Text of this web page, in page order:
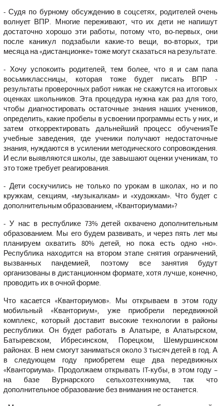
- Судя по бурному обсуждению в соцсетях, родителей очень
волнует ВПР. Многие переживают, что их дети не напишут
достаточно хорошо эти работы, потому что, во-первых, они
после каникул подзабыли какие-то вещи, во-вторых, три
месяца на «дистанционке» тоже могут сказаться на результате.
- Хочу успокоить родителей, тем более, что я и сам папа
восьмиклассницы, которая тоже будет писать ВПР -
результаты проверочных работ никак не скажутся на итоговых
оценках школьников. Эта процедура нужна как раз для того,
чтобы диагностировать остаточные знания наших учеников,
определить, какие пробелы в усвоении программы есть у них, и
затем откорректировать дальнейший процесс обученияТе
учебные заведения, где ученики получают недостаточные
знания, нуждаются в усилении методического сопровождения.
И если выявляются школы, где завышают оценки ученикам, то
это тоже требует реагирования.
- Дети соскучились не только по урокам в школах, но и по
кружкам, секциям, «музыкалкам» и «художкам». Что будет с
дополнительным образованием, «Кванториумами»?
- У нас в республике 73% детей охвачено дополнительным
образованием. Мы его будем развивать, и через пять лет мы
планируем охватить 80% детей, но пока есть одно «но».
Республика находится на втором этапе снятия ограничений,
вызванных пандемией, поэтому все занятия будут
организованы в дистанционном формате, хотя лучше, конечно,
проводить их в очной форме.
Что касается «Кванториумов». Мы открываем в этом году
мобильный «Кванториум», уже приобрели передвижной
комплекс, который доставит высокие технологии в районы
республики. Он будет работать в Алатыре, в Алатырском,
Батыревском, Ибресинском, Порецком, Шемуршинском
районах. В нем смогут заниматься около 3 тысяч детей в год. А
в следующем году приобретем еще два передвижных
«Кванториума». Продолжаем открывать IT-кубы, в этом году –
на базе Вурнарского сельхозтехникума, так что
дополнительное образование без внимания не останется.